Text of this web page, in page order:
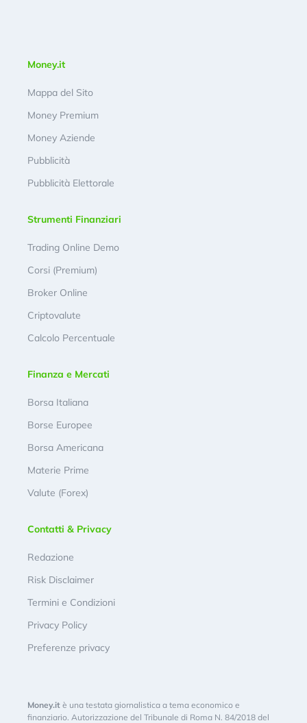
Money.it
Mappa del Sito
Money Premium
Money Aziende
Pubblicità
Pubblicità Elettorale
Strumenti Finanziari
Trading Online Demo
Corsi (Premium)
Broker Online
Criptovalute
Calcolo Percentuale
Finanza e Mercati
Borsa Italiana
Borse Europee
Borsa Americana
Materie Prime
Valute (Forex)
Contatti & Privacy
Redazione
Risk Disclaimer
Termini e Condizioni
Privacy Policy
Preferenze privacy
Money.it è una testata giornalistica a tema economico e
finanziario. Autorizzazione del Tribunale di Roma N. 84/2018 del